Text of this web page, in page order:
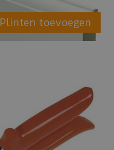
Plinten toevoegen